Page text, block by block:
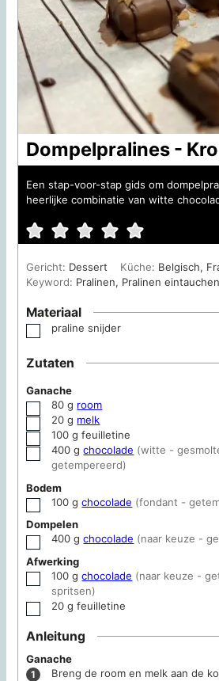
Dompelpralines -
Een stap-voor-stap gids om
heerlijke combinatie van witte
Gericht: Dessert Küche: Belgisch,
Keyword: Pralinen, Pralinen eintauchen
Materiaal
▢
praline snijder
Zutaten
Ganache
▢
80 g room
▢
20 g melk
▢
100 g feuilletine
▢
400 g chocolade (witte -
getempereerd)
Bodem
▢
100 g chocolade (fondant -
Dompelen
▢
400 g chocolade (naar keuze -
Afwerking
▢
100 g chocolade (naar keuze -
spritsen)
▢
20 g feuilletine
Anleitung
Ganache
Breng de room en melk aan de